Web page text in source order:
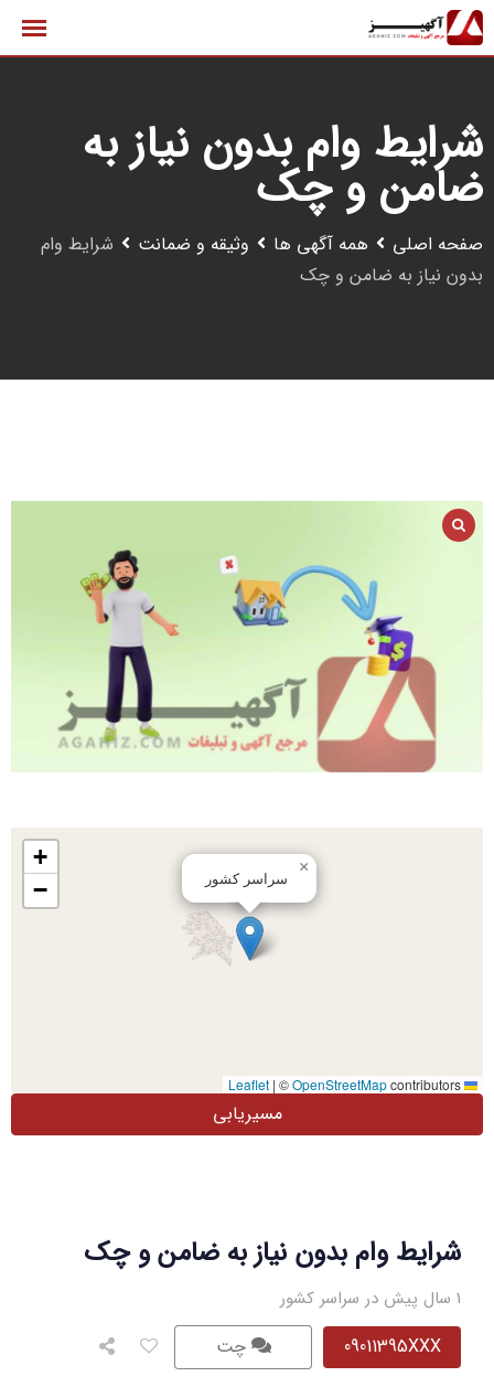
پرش
به
شرایط وام بدون نیاز به
ضامن و چک
صفحه اصلی همه آگهی ها وثیقه و ضمانت
شرایط وام
بدون نیاز به ضامن و چک
شرایط وام بدون نیاز به ضامن و چک
1 سال پیش در سراسر کشور
09011395XXX چت
سراسر کشور
×
+
−
| ©OpenStreetMapcontributors
مسیریابی